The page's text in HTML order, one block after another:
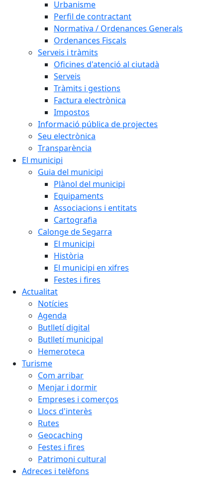
Urbanisme
Perfil de contractant
Normativa / Ordenances Generals
Ordenances Fiscals
Serveis i tràmits
Oficines d'atenció al ciutadà
Serveis
Tràmits i gestions
Factura electrònica
Impostos
Informació pública de projectes
Seu electrònica
Transparència
El municipi
Guia del municipi
Plànol del municipi
Equipaments
Associacions i entitats
Cartografia
Calonge de Segarra
El municipi
Història
El municipi en xifres
Festes i fires
Actualitat
Notícies
Agenda
Butlletí digital
Butlletí municipal
Hemeroteca
Turisme
Com arribar
Menjar i dormir
Empreses i comerços
Llocs d'interès
Rutes
Geocaching
Festes i fires
Patrimoni cultural
Adreces i telèfons